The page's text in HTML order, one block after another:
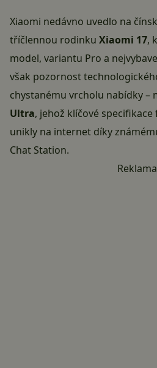
Xiaomi nedávno uvedlo na
tříčlennou rodinku Xiaomi 17,
model, variantu Pro a
však pozornost
chystanému vrcholu nabídky –
Ultra, jehož klíčové
unikly na internet díky
Chat Station.
Reklama